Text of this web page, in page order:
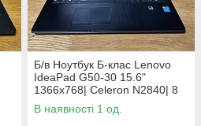
Б/в Ноутбук Б-клас Lenovo
IdeaPad G50-30 15.6"
1366x768| Celeron N2840| 8
GB RAM| 128 GB SSD| HD
В наявності 1 од.